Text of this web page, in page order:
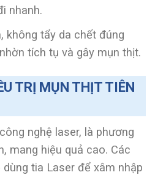
nhanh.
không tẩy da chết đúng
tích tụ và gây mụn thịt.
TRỊ MỤN THỊT TIÊN
nghệ laser, là phương
mang hiệu quả cao. Các
tia Laser để xâm nhập